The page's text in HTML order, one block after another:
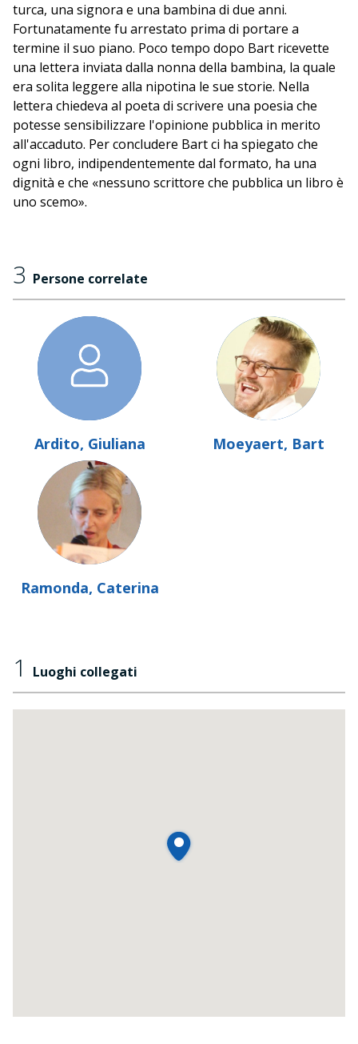
turca, una signora e una bambina di due anni.
Fortunatamente fu arrestato prima di portare a
termine il suo piano. Poco tempo dopo Bart ricevette
una lettera inviata dalla nonna della bambina, la quale
era solita leggere alla nipotina le sue storie. Nella
lettera chiedeva al poeta di scrivere una poesia che
potesse sensibilizzare l'opinione pubblica in merito
all'accaduto. Per concludere Bart ci ha spiegato che
ogni libro, indipendentemente dal formato, ha una
dignità e che «nessuno scrittore che pubblica un libro è
uno scemo».
3 Persone correlate
Ardito, Giuliana Moeyaert, Bart
Ramonda, Caterina
1 Luoghi collegati